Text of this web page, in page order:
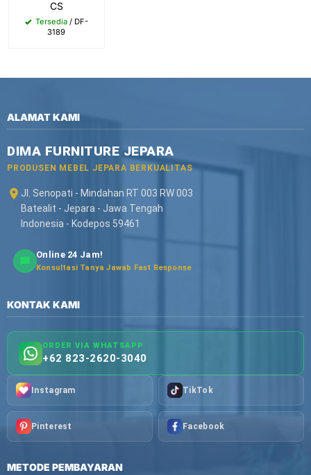
CS
Tersedia/ DF-
3189
ALAMAT KAMI
DIMA FURNITURE JEPARA
PRODUSEN MEBEL JEPARA BERKUALITAS
Jl. Senopati - Mindahan RT 003 RW 003
Batealit - Jepara - Jawa Tengah
Indonesia - Kodepos 59461
Online 24 Jam!
Konsultasi Tanya Jawab Fast Response
KONTAK KAMI
ORDER VIA WHATSAPP
+62 823-2620-3040
Instagram TikTok
Pinterest Facebook
METODE PEMBAYARAN